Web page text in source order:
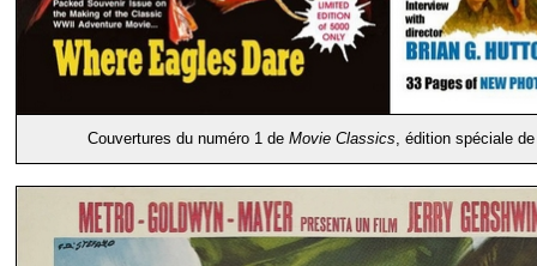
Couvertures du numéro 1 de Movie Classics, édition spéciale